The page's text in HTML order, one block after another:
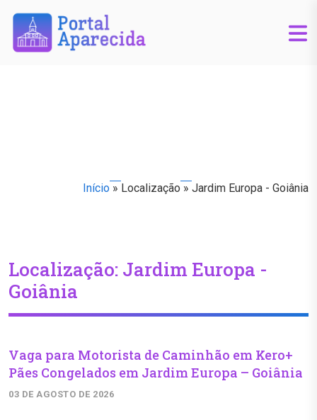
Início » Localização » Jardim Europa - Goiânia
Localização: Jardim Europa -
Goiânia
Vaga para Motorista de Caminhão em Kero+
Pães Congelados em Jardim Europa – Goiânia
03 DE AGOSTO DE 2026